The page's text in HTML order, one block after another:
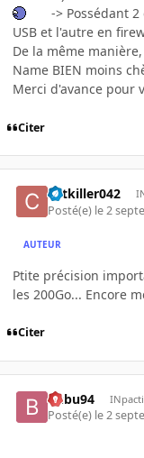
-> Possédant
USB et l'autre en
De la même
Name BIEN moins
Merci d'avance pour
Citer
cutkiller042
Posté(e) le 2
AUTEUR
Ptite précision
les 200Go... Encore
Citer
Bubu94
Posté(e) le 2